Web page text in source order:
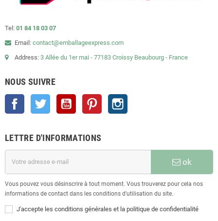
Tel: 01 84 18 03 07
Email: contact@emballageexpress.com
Address: 3 Allée du 1er mai - 77183 Croissy Beaubourg - France
NOUS SUIVRE
Facebook Twitter YouTube Pinterest
LETTRE D'INFORMATIONS
ok
Vous pouvez vous désinscrire à tout moment. Vous trouverez pour cela nos
informations de contact dans les conditions d'utilisation du site.
J'accepte les conditions générales et la politique de confidentialité